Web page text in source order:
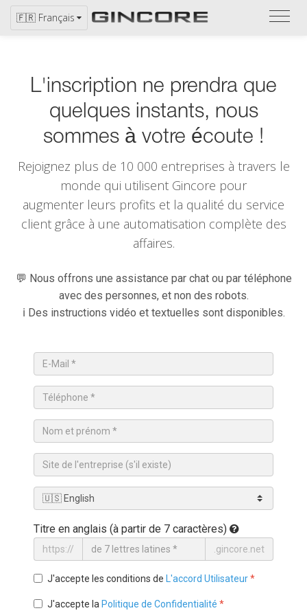
🇫🇷 Français
L'inscription ne prendra que
quelques instants, nous
sommes à votre écoute !
Rejoignez plus de 10 000 entreprises à travers le
monde qui utilisent Gincore pour
augmenter leurs profits et la qualité du service
client grâce à une automatisation complète des
affaires.
💬 Nous offrons une assistance par chat ou par téléphone
avec des personnes, et non des robots.
ℹ️ Des instructions vidéo et textuelles sont disponibles.
Titre en anglais (à partir de 7 caractères)
https:// .gincore.net
J'accepte les conditions de L'accord Utilisateur*
J'accepte la Politique de Confidentialité *